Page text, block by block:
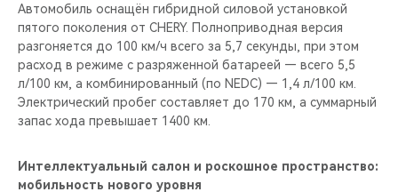
Автомобиль оснащён гибридной силовой установкой
пятого поколения от CHERY. Полноприводная версия
разгоняется до 100 км/ч всего за 5,7 секунды, при этом
расход в режиме с разряженной батареей — всего 5,5
л/100 км, а комбинированный (по NEDC) — 1,4 л/100 км.
Электрический пробег составляет до 170 км, а суммарный
запас хода превышает 1400 км.
Интеллектуальный салон и роскошное пространство:
мобильность нового уровня